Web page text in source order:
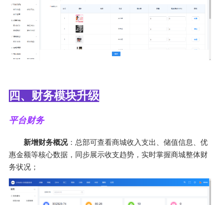
四、财务模块升级
平台财务
新增财务概况：总部可查看商城收入支出、储值信息、优
惠金额等核心数据，同步展示收支趋势，实时掌握商城整体财
务状况；